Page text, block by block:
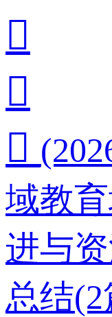



域教
进与
总结(2